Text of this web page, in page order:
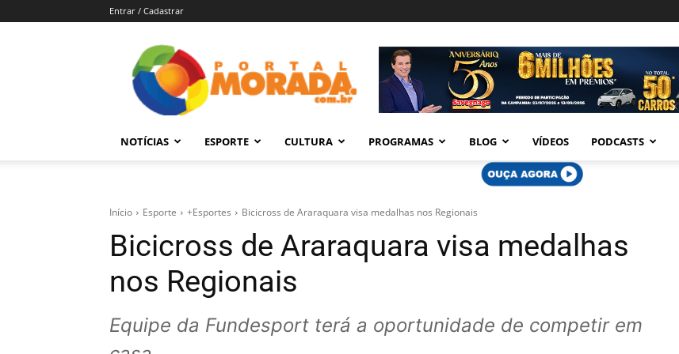
Entrar / Cadastrar
Morada
–
Araraquara
NOTÍCIAS ESPORTE CULTURA PROGRAMAS BLOG VÍDEOS PODCASTS
Início Esporte +Esportes Bicicross de Araraquara visa medalhas nos Regionais
Bicicross de Araraquara visa medalhas
nos Regionais
Equipe da Fundesport terá a oportunidade de competir em